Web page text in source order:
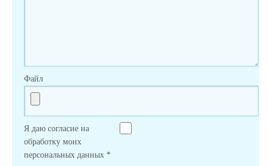
Файл
Я даю согласие на
обработку моих
персональных данных *